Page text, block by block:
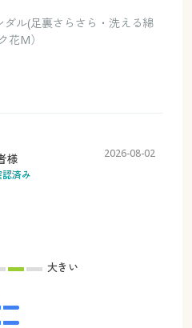
ダル(足裏さらさら・洗える綿
花M）
様
済み
2026-08-02
大きい